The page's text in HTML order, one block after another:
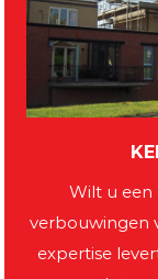
Wilt u
verbouwingen
expertise